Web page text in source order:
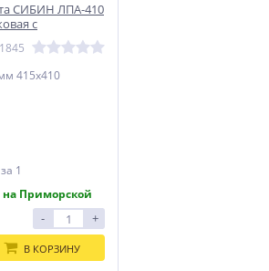
СИБИН ЛПА-410
с
алюминиевый
415х410
за 1
Приморской
- +
В КОРЗИНУ